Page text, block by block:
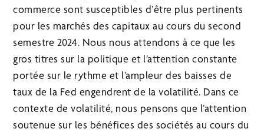
commerce sont susceptibles d’être plus pertinents
pour les marchés des capitaux au cours du second
semestre 2024. Nous nous attendons à ce que les
gros titres sur la politique et l’attention constante
portée sur le rythme et l’ampleur des baisses de
taux de la Fed engendrent de la volatilité. Dans ce
contexte de volatilité, nous pensons que l’attention
soutenue sur les bénéfices des sociétés au cours du